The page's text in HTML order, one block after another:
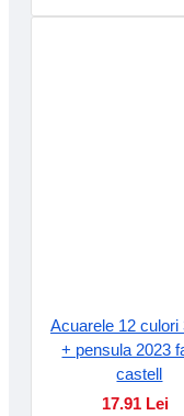
Acuarele 12 culori
+ pensula 2023
castell
17.91 Lei